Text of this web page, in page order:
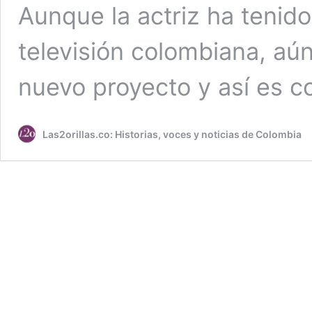
Aunque la actriz ha
televisión colombiana,
nuevo proyecto y así es
Las2orillas.co: Historias, voces y noticias de Colombia